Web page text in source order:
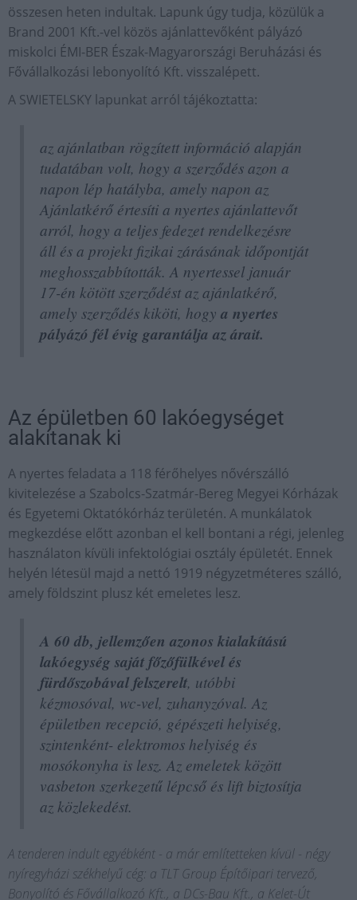
összesen heten indultak. Lapunk úgy tudja, közülük a
Brand 2001 Kft.-vel közös ajánlattevőként pályázó
miskolci ÉMI-BER Észak-Magyarországi Beruházási és
Fővállalkozási lebonyolító Kft. visszalépett.
A SWIETELSKY lapunkat arról tájékoztatta:
az ajánlatban rögzített információ alapján
tudatában volt, hogy a szerződés azon a
napon lép hatályba, amely napon az
Ajánlatkérő értesíti a nyertes ajánlattevőt
arról, hogy a teljes fedezet rendelkezésre
áll és a projekt fizikai zárásának időpontját
meghosszabbították. A nyertessel január
17-én kötött szerződést az ajánlatkérő,
amely szerződés kiköti, hogy a nyertes
pályázó fél évig garantálja az árait.
Az épületben 60 lakóegységet
alakítanak ki
A nyertes feladata a 118 férőhelyes nővérszálló
kivitelezése a Szabolcs-Szatmár-Bereg Megyei Kórházak
és Egyetemi Oktatókórház területén. A munkálatok
megkezdése előtt azonban el kell bontani a régi, jelenleg
használaton kívüli infektológiai osztály épületét. Ennek
helyén létesül majd a nettó 1919 négyzetméteres szálló,
amely földszint plusz két emeletes lesz.
A 60 db, jellemzően azonos kialakítású
lakóegység saját főzőfülkével és
fürdőszobával felszerelt, utóbbi
kézmosóval, wc-vel, zuhanyzóval. Az
épületben recepció, gépészeti helyiség,
szintenként- elektromos helyiség és
mosókonyha is lesz. Az emeletek között
vasbeton szerkezetű lépcső és lift biztosítja
az közlekedést.
A tenderen indult egyébként - a már említetteken kívül - négy
nyíregyházi székhelyű cég: a TLT Group Építőipari tervező,
Bonyolító és Fővállalkozó Kft., a DCs-Bau Kft., a Kelet-Út